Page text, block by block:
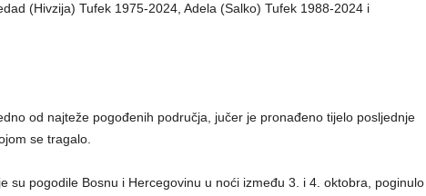
(Hivzija) Tufek 1975-2024, Adela (Salko) Tufek 1988-2024 i
od najteže pogođenih područja, jučer je pronađeno tijelo posljednje
se tragalo.
su pogodile Bosnu i Hercegovinu u noći između 3. i 4. oktobra, poginulo